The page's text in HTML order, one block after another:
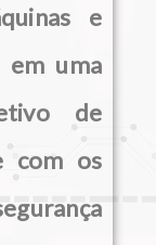
e
em uma
de
com os